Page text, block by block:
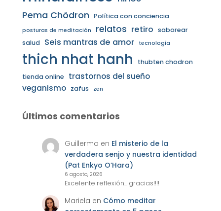
Pema Chödron Política con conciencia
posturas de meditación relatos retiro saborear
salud Seis mantras de amor tecnología
thich nhat hanh
thubten chodron
tienda online trastornos del sueño
veganismo zafus zen
Últimos comentarios
Guillermo en El misterio de la
verdadera senjo y nuestra identidad
(Pat Enkyo O’Hara)
6 agosto, 2026
Excelente reflexión... gracias!!!!
Mariela en Cómo meditar